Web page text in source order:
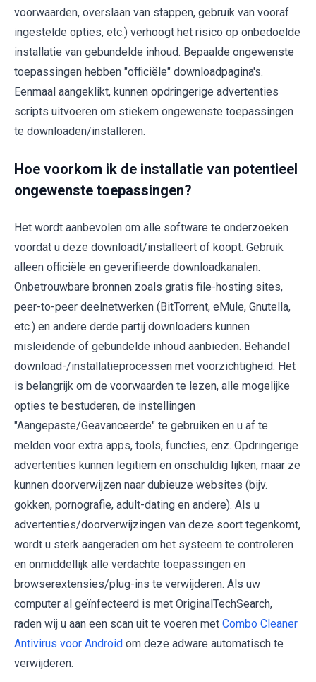
voorwaarden, overslaan van stappen, gebruik van vooraf
ingestelde opties, etc.) verhoogt het risico op onbedoelde
installatie van gebundelde inhoud. Bepaalde ongewenste
toepassingen hebben "officiële" downloadpagina's.
Eenmaal aangeklikt, kunnen opdringerige advertenties
scripts uitvoeren om stiekem ongewenste toepassingen
te downloaden/installeren.
Hoe voorkom ik de installatie van potentieel
ongewenste toepassingen?
Het wordt aanbevolen om alle software te onderzoeken
voordat u deze downloadt/installeert of koopt. Gebruik
alleen officiële en geverifieerde downloadkanalen.
Onbetrouwbare bronnen zoals gratis file-hosting sites,
peer-to-peer deelnetwerken (BitTorrent, eMule, Gnutella,
etc.) en andere derde partij downloaders kunnen
misleidende of gebundelde inhoud aanbieden. Behandel
download-/installatieprocessen met voorzichtigheid. Het
is belangrijk om de voorwaarden te lezen, alle mogelijke
opties te bestuderen, de instellingen
"Aangepaste/Geavanceerde" te gebruiken en u af te
melden voor extra apps, tools, functies, enz. Opdringerige
advertenties kunnen legitiem en onschuldig lijken, maar ze
kunnen doorverwijzen naar dubieuze websites (bijv.
gokken, pornografie, adult-dating en andere). Als u
advertenties/doorverwijzingen van deze soort tegenkomt,
wordt u sterk aangeraden om het systeem te controleren
en onmiddellijk alle verdachte toepassingen en
browserextensies/plug-ins te verwijderen. Als uw
computer al geïnfecteerd is met OriginalTechSearch,
raden wij u aan een scan uit te voeren met Combo Cleaner
Antivirus voor Android om deze adware automatisch te
verwijderen.